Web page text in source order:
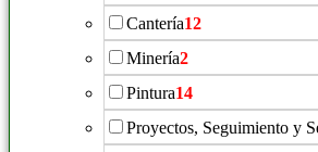
Cantería12
Minería2
Pintura14
Proyectos, Seguimiento y